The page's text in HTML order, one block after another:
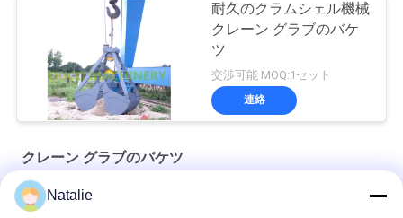
耐久のクラムシェル機械
クレーン グラブのバケ
ツ
交渉可能 MOQ:1セット
連絡
クレーン グラブのバケツ
8m3 ワイヤレス遠隔制御バルクグラブ
Natalie